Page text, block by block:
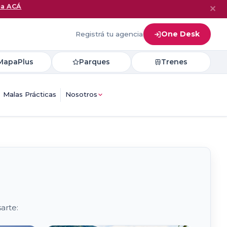
ACÁ ✕
Registrá tu agencia One Desk
Parques Trenes
Malas Prácticas Nosotros